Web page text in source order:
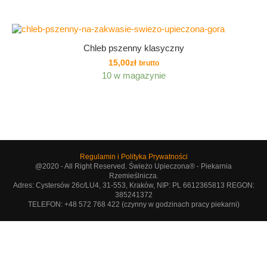
Chleb pszenny klasyczny
15,00zł brutto
10 w magazynie
Regulamin i Polityka Prywatności
@2020 - All Right Reserved. Świeżo Upieczona® - Piekarnia
Rzemieślnicza.
Adres: Cystersów 26c/LU4, 31-553, Kraków, NIP: PL 6612365813 REGON:
385241372
TELEFON: +48 572 768 422 (czynny w godzinach pracy piekarni)